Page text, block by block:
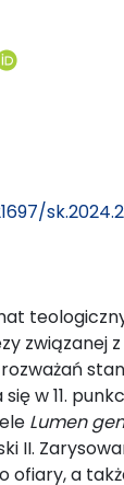
związanej
w 11.
Lumen
II.
ofiary, a